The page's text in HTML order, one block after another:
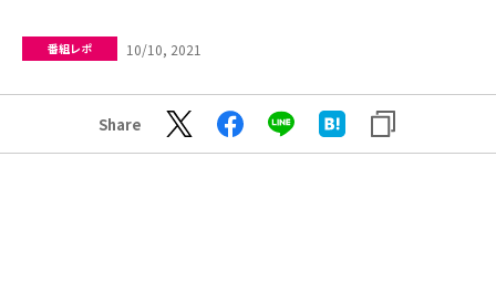
番組レポ 10/10, 2021
Share